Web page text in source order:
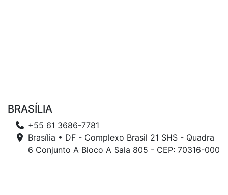
BRASÍLIA
+55 61 3686-7781
Brasília • DF - Complexo Brasil 21 SHS - Quadra
6 Conjunto A Bloco A Sala 805 - CEP: 70316-000